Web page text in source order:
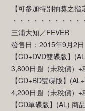
【可參加特別抽獎之指
・・・・・・・・・・
三浦大知／FEVER
發售日：2015年9月2日
【CD+DVD雙碟版】
3,800日圓（未稅價）+
【CD+BD雙碟版】
4,200日圓（未稅價）+
【CD單碟版】(AL) 商